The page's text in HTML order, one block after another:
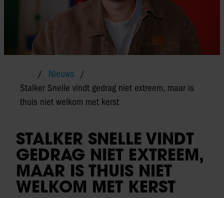
Nieuws
Stalker Snelle vindt gedrag niet extreem, maar is
thuis niet welkom met kerst
STALKER SNELLE VINDT
GEDRAG NIET EXTREEM,
MAAR IS THUIS NIET
WELKOM MET KERST